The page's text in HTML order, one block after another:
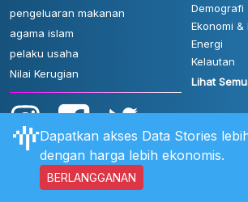
pengeluaran makanan
agama islam
pelaku usaha
Nilai Kerugian
Demografi
Ekonomi &
Energi
Kelautan
Lihat
Aturan Pengguna Hubungi Kami
Dapatkan akses Data Stories
dengan harga lebih ekonomis.
BERLANGGANAN